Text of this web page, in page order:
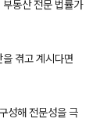
동산 전문 법률가
겪고 계시다면
성해 전문성을 극